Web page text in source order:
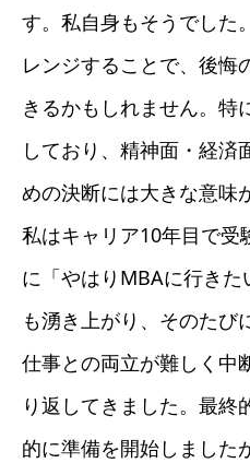
す。私自身もそうでした
レンジすることで、後悔
きるかもしれません。特
しており、精神面・経済
めの決断には大きな意味
私はキャリア10年目で受
に「やはりMBAに行き
も湧き上がり、そのたび
仕事との両立が難しく中
り返してきました。最終
的に準備を開始しました